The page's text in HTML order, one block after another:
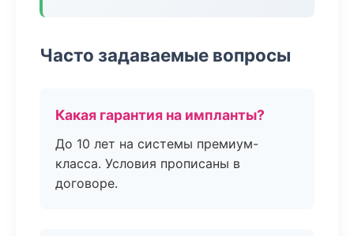
Часто задаваемые вопросы
Какая гарантия на импланты?
До 10 лет на системы премиум-
класса. Условия прописаны в
договоре.